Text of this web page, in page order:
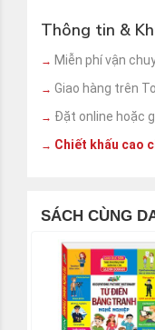
Thông tin &
→ Miễn phí vận
→ Giao hàng trên
→ Đặt online hoặc
→ Chiết khấu cao
SÁCH CÙNG